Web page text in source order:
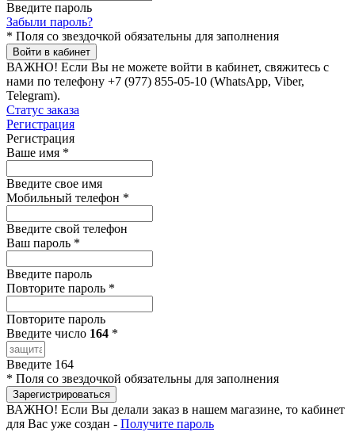
Введите пароль
Забыли пароль?
* Поля со звездочкой обязательны для заполнения
Войти в кабинет
ВАЖНО! Если Вы не можете войти в кабинет, свяжитесь с
нами по телефону +7 (977) 855-05-10 (WhatsApp, Viber,
Telegram).
Статус заказа
Регистрация
Регистрация
Ваше имя *
Введите свое имя
Мобильный телефон *
Введите свой телефон
Ваш пароль *
Введите пароль
Повторите пароль *
Повторите пароль
Введите число 164 *
Введите 164
* Поля со звездочкой обязательны для заполнения
Зарегистрироваться
ВАЖНО! Если Вы делали заказ в нашем магазине, то кабинет
для Вас уже создан - Получите пароль